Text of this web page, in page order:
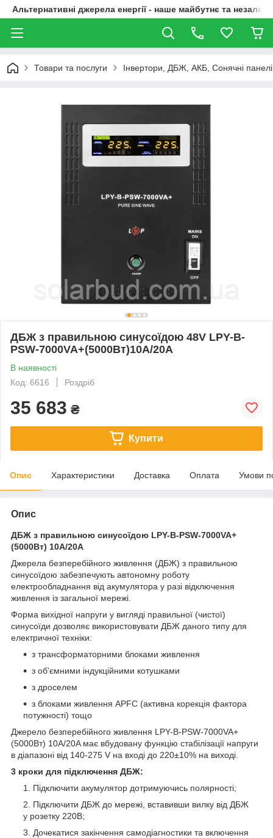
Альтернативні джерела енергії - наше майбутнє та
Товари та послуги Інвертори, ДБЖ, АКБ, Сонячні
ДБЖ з правильною синусоїдою 48V LPY-B-
PSW-7000VA+(5000Вт)10A/20A
В наявності
Код: 6616
Роздріб
35 683 ₴
Купити
Опис Характеристики Доставка Оплата Умови
Опис
ДБЖ з правильною синусоїдою LPY-B-PSW-7000VA+
(5000Вт) 10А/20A
Джерела безперебійного живлення (ДБЖ) з правильною
синусоїдою забезпечують автономну роботу
електрообладнання від акумулятора у разі відключення
живлення із загальної мережі.
Форма вихідної напруги у вигляді правильної (чистої)
синусоїди дозволяє використовувати ДБЖ даного типу для
електричної техніки:
з трансформаторними блоками живлення
з об'ємними індукційними котушками
з дроселем
з блоками живлення APFC (активна корекція фактора
потужності) тощо
Джерело безперебійного живлення LPY-B-PSW-7000VA+
(5000Вт) 10А/20A має вбудовану функцію стабілізації напруги
в діапазоні від 140-275 V на вході до 220±10% на виході.
3 кроки для підключення ДБЖ:
Підключити акумулятор дотримуючись полярності;
Підключити ДБЖ до мережі, вставивши вилку від ДБЖ
у розетку 220В;
Дочекатися закінчення самодіагностики та включення